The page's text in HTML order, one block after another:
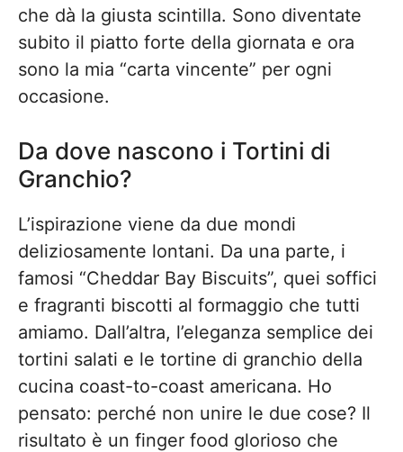
che dà la giusta scintilla. Sono diventate
subito il piatto forte della giornata e ora
sono la mia “carta vincente” per ogni
occasione.
Da dove nascono i Tortini di
Granchio?
L’ispirazione viene da due mondi
deliziosamente lontani. Da una parte, i
famosi “Cheddar Bay Biscuits”, quei soffici
e fragranti biscotti al formaggio che tutti
amiamo. Dall’altra, l’eleganza semplice dei
tortini salati e le tortine di granchio della
cucina coast-to-coast americana. Ho
pensato: perché non unire le due cose? Il
risultato è un finger food glorioso che